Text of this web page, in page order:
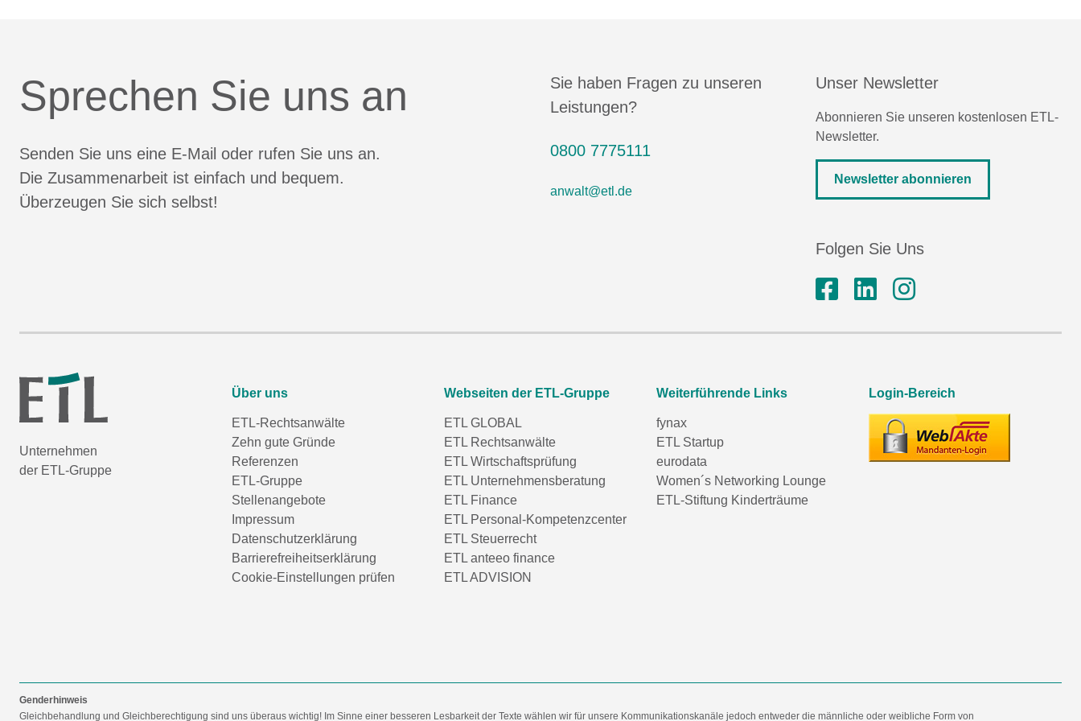
Sprechen Sie uns an
Senden Sie uns eine E-Mail oder rufen Sie uns an.
Die Zusammenarbeit ist einfach und bequem.
Überzeugen Sie sich selbst!
Sie haben Fragen zu unseren
Leistungen?
0800 7775111
anwalt@etl.de
Unser Newsletter
Abonnieren Sie unseren kostenlosen ETL-
Newsletter.
Newsletter abonnieren
Folgen Sie Uns
Unternehmen
der ETL-Gruppe
Über uns
ETL-Rechtsanwälte
Zehn gute Gründe
Referenzen
ETL-Gruppe
Stellenangebote
Impressum
Datenschutzerklärung
Barrierefreiheitserklärung
Cookie-Einstellungen prüfen
Webseiten der ETL-Gruppe
ETL GLOBAL
ETL Rechtsanwälte
ETL Wirtschaftsprüfung
ETL Unternehmensberatung
ETL Finance
ETL Personal-Kompetenzcenter
ETL Steuerrecht
ETL anteeo finance
ETL ADVISION
Weiterführende Links
fynax
ETL Startup
eurodata
Women´s Networking Lounge
ETL-Stiftung Kinderträume
Login-Bereich
Genderhinweis
Gleichbehandlung und Gleichberechtigung sind uns überaus wichtig! Im Sinne einer besseren Lesbarkeit der Texte wählen wir für unsere Kommunikationskanäle jedoch entweder die männliche oder weibliche Form von